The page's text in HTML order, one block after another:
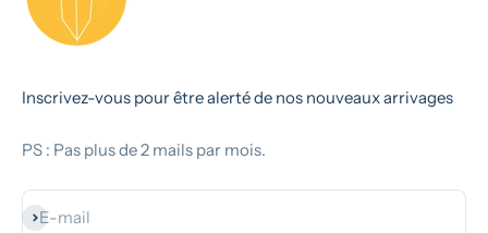
Inscrivez-vous pour être alerté de nos nouveaux arrivages
PS : Pas plus de 2 mails par mois.
E-mail
S'inscrire